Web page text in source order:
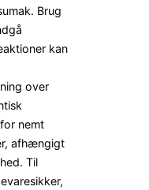
Brug
kan
over
nemt
afhængigt
Til